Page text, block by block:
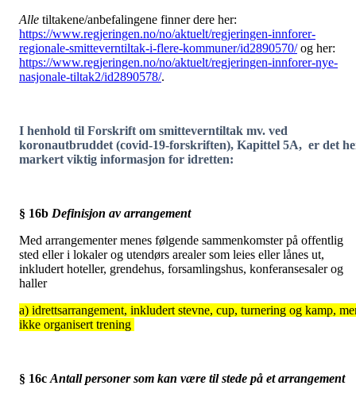
Alle tiltakene/anbefalingene finner dere her:
https://www.regjeringen.no/no/aktuelt/regjeringen-innforer-
regionale-smitteverntiltak-i-flere-kommuner/id2890570/og her:
https://www.regjeringen.no/no/aktuelt/regjeringen-innforer-nye-
nasjonale-tiltak2/id2890578/.
I henhold til Forskrift om smitteverntiltak mv. ved
koronautbruddet (covid-19-forskriften), Kapittel 5A, er det
markert viktig informasjon for idretten:
§ 16b Definisjon av arrangement
Med arrangementer menes følgende sammenkomster på offentlig
sted eller i lokaler og utendørs arealer som leies eller lånes ut,
inkludert hoteller, grendehus, forsamlingshus, konferansesaler og
haller
a) idrettsarrangement, inkludert stevne, cup, turnering og kamp,
ikke organisert trening
§ 16c Antall personer som kan være til stede på et arrangement